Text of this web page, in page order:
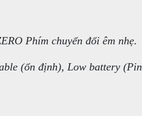
Phím chuyển đổi êm nhẹ.
(ổn định), Low battery (Pin